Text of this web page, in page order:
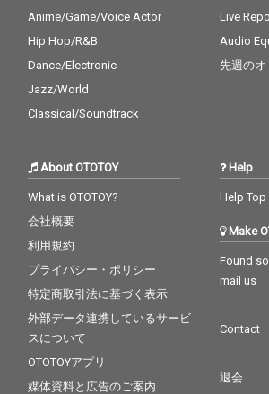
Anime/Game/Voice Actor
Hip Hop/R&B
Dance/Electronic
Jazz/World
Classical/Soundtrack
Live
Audio
先週のオ
About OTOTOY
What is OTOTOY?
会社概要
利用規約
プライバシー・ポリシー
特定商取引法に基づく表示
外部データ連携しているサービ
スについて
OTOTOYアプリ
媒体資料と広告のご案内
Help
Help Top
Make
Found
mail us
Contact
退会